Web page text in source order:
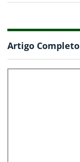
Artigo Completo